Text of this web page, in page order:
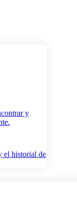
y
el historial de